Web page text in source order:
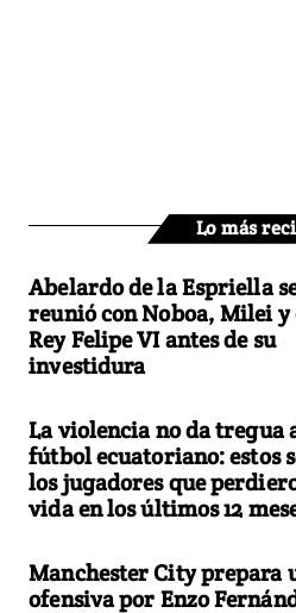
Lo más
Abelardo de la Espriella
reunió con Noboa, Milei y
Rey Felipe VI antes de su
investidura
La violencia no da tregua
fútbol ecuatoriano: estos
los jugadores que
vida en los últimos 12
Manchester City prepara
ofensiva por Enzo